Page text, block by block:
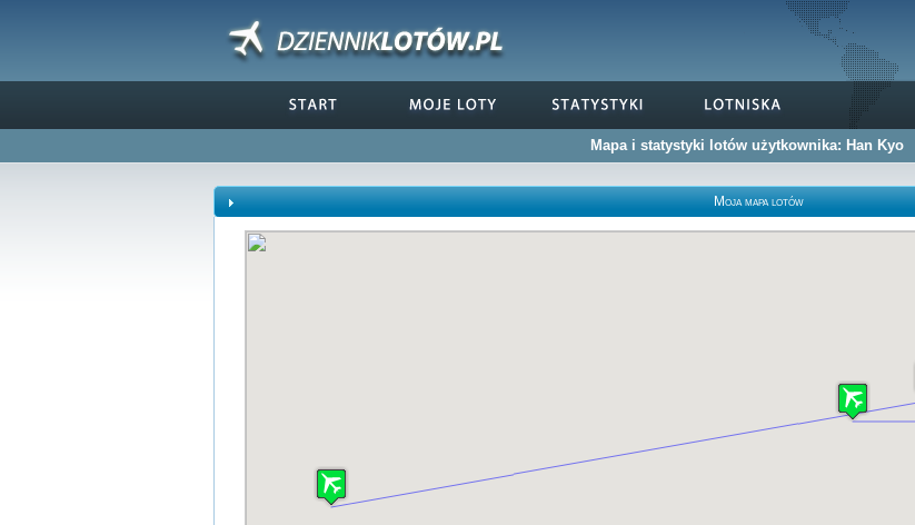
Mapa i statystyki lotów użytkownika: Han Kyo
Moja mapa lotów